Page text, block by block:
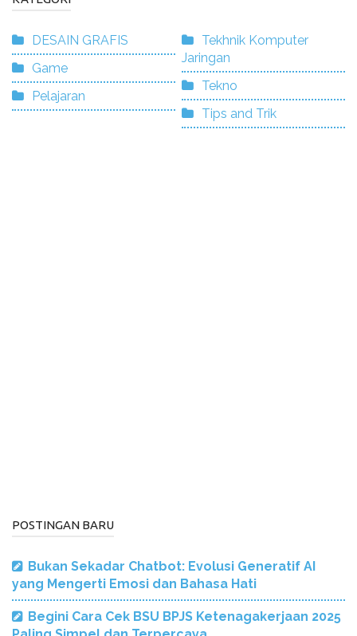
DESAIN GRAFIS
Game
Pelajaran
Tekhnik Komputer
Jaringan
Tekno
Tips and Trik
POSTINGAN BARU
Bukan Sekadar Chatbot: Evolusi Generatif AI
yang Mengerti Emosi dan Bahasa Hati
Begini Cara Cek BSU BPJS Ketenagakerjaan 2025